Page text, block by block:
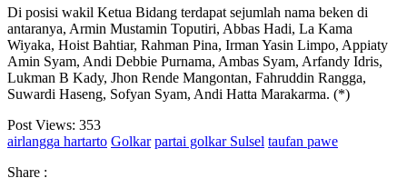
Di posisi wakil Ketua Bidang terdapat sejumlah nama beken di
antaranya, Armin Mustamin Toputiri, Abbas Hadi, La Kama
Wiyaka, Hoist Bahtiar, Rahman Pina, Irman Yasin Limpo, Appiaty
Amin Syam, Andi Debbie Purnama, Ambas Syam, Arfandy Idris,
Lukman B Kady, Jhon Rende Mangontan, Fahruddin Rangga,
Suwardi Haseng, Sofyan Syam, Andi Hatta Marakarma. (*)
Post Views: 353
airlangga hartarto Golkar partai golkar Sulsel taufan pawe
Share :